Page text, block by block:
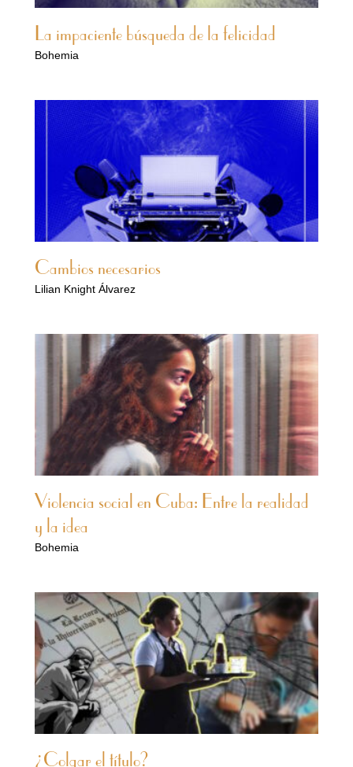
La impaciente búsqueda de la felicidad
Bohemia
Cambios necesarios
Lilian Knight Álvarez
Violencia social en Cuba: Entre la realidad
y la idea
Bohemia
¿Colgar el título?